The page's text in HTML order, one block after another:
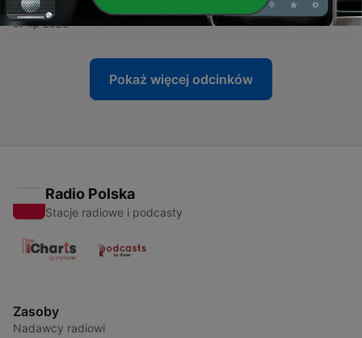
件」
07 lip 2026
Pokaż więcej odcinków
Radio Polska
Stacje radiowe i podcasty
Zasoby
Nadawcy radiowi